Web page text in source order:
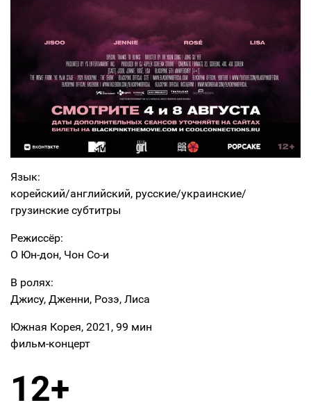
Язык:
корейский/английский, русские/украинские/
грузинские субтитры
Режиссёр:
О Юн-дон, Чон Со-и
В ролях:
Джису, Дженни, Розэ, Лиса
Южная Корея, 2021, 99 мин
фильм-концерт
12+